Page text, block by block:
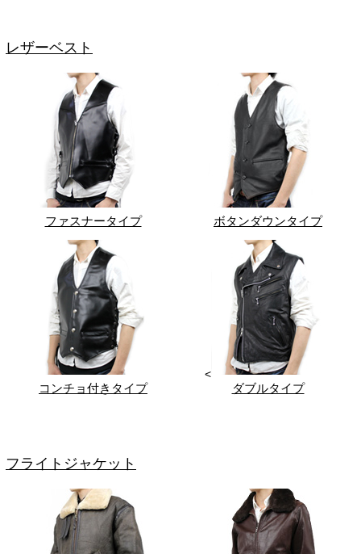
レザーベスト
ファスナータイプ ボタンダウンタイプ
コンチョ付きタイプ
<
ダブルタイプ
フライトジャケット